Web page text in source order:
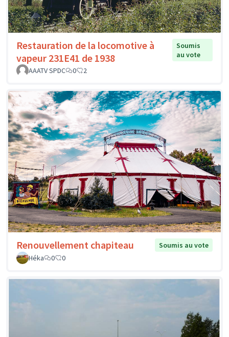
Restauration de la locomotive à
vapeur 231E41 de 1938
Soumis
au vote
AAATV SPDC
0 2
Renouvellement chapiteau
Soumis au vote
Héka
0 0